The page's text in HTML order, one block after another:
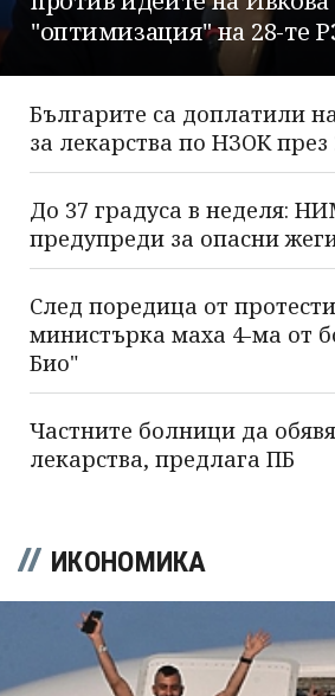
"оптимизация" на 28-те
Българите са доплатили
за лекарства по НЗОК през
До 37 градуса в неделя:
предупреди за опасни
След поредица от
министърка маха 4-ма от
Био"
Частните болници да
лекарства, предлага ПБ
ИКОНОМИКА